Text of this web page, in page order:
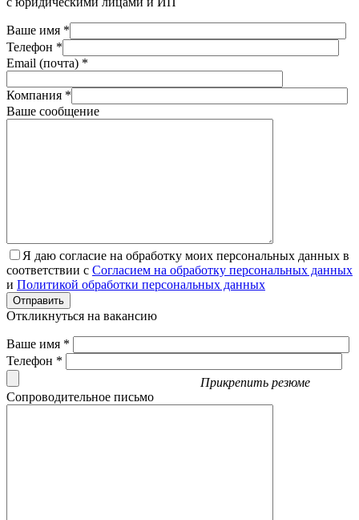
Ваше имя *
Телефон *
Email (почта) *
Компания *
Ваше сообщение
Я даю согласие на обработку моих персональных данных в
соответствии с Согласием на обработку персональных данных
и Политикой обработки персональных данных
Отправить
Откликнуться на вакансию
Ваше имя *
Телефон *
Прикрепить резюме
Сопроводительное письмо